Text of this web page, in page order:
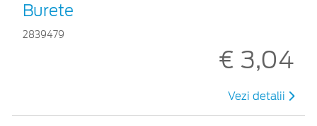
Burete
2839479
€ 3,04
Vezi detalii